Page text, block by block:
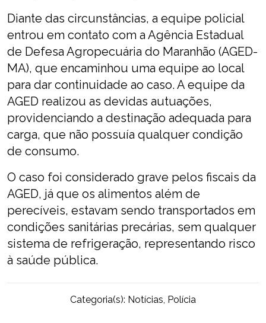
Diante das circunstâncias, a equipe policial
entrou em contato com a Agência Estadual
de Defesa Agropecuária do Maranhão (AGED-
MA), que encaminhou uma equipe ao local
para dar continuidade ao caso. A equipe da
AGED realizou as devidas autuações,
providenciando a destinação adequada para
carga, que não possuía qualquer condição
de consumo.
O caso foi considerado grave pelos fiscais da
AGED, já que os alimentos além de
perecíveis, estavam sendo transportados em
condições sanitárias precárias, sem qualquer
sistema de refrigeração, representando risco
à saúde pública.
Categoria(s): Notícias Polícia